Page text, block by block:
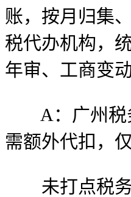
账，按月归集
税代办机构，
年审、工商变
A：广州税务
需额外代扣，
未打点税务